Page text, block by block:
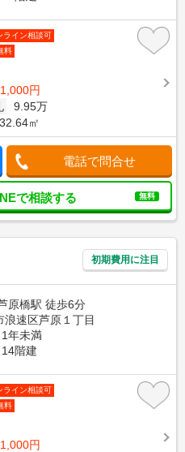
ライン相談可
料
円
9.95万
32.64㎡
電話で問合せ
で相談する 無料
初期費用に注目
原橋駅 徒歩6分
浪速区芦原１丁目
1年未満
14階建
ライン相談可
料
円